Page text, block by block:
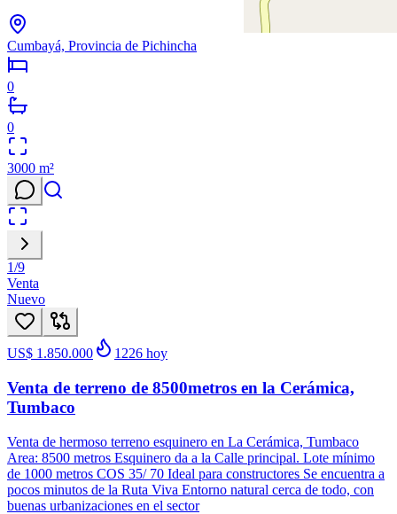
Cumbayá, Provincia de Pichincha
0
0
3000 m²
1/9
Venta
Nuevo
US$ 1.850.000 1226 hoy
Venta de terreno de 8500metros en la Cerámica,
Tumbaco
Venta de hermoso terreno esquinero en La Cerámica, Tumbaco
Area: 8500 metros Esquinero da a la Calle principal. Lote mínimo
de 1000 metros COS 35/ 70 Ideal para constructores Se encuentra a
pocos minutos de la Ruta Viva Entorno natural cerca de todo, con
buenas urbanizaciones en el sector